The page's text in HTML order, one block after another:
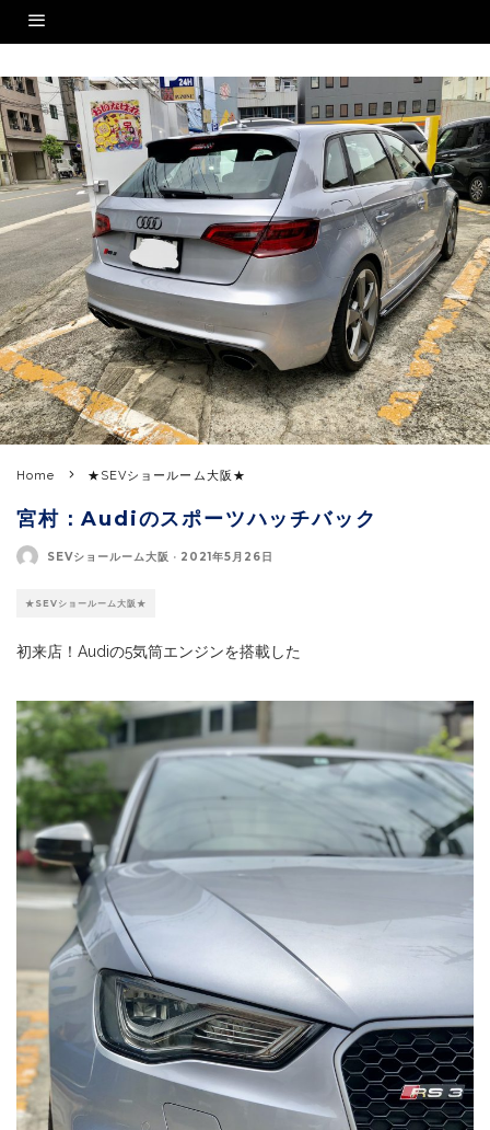
Home ★SEVショールーム大阪★
宮村：Audiのスポーツハッチバック
SEVショールーム大阪 · 2021年5月26日
★SEVショールーム大阪★
初来店！Audiの5気筒エンジンを搭載した